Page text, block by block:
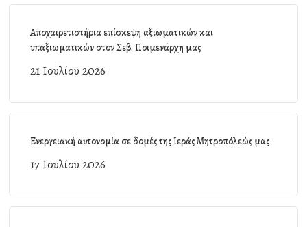
Αποχαιρετιστήρια επίσκεψη αξιωματικών και
υπαξιωματικών στον Σεβ. Ποιμενάρχη μας
21 Ιουλίου 2026
Ενεργειακή αυτονομία σε δομές της Ιεράς Μητροπόλεώς μας
17 Ιουλίου 2026